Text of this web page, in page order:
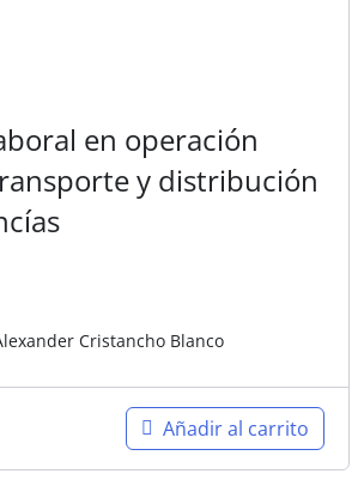
en operación
y distribución
Cristancho Blanco
Añadir al carrito